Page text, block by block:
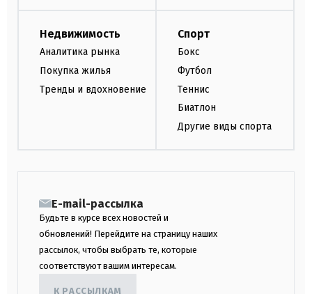
Недвижимость
Аналитика рынка
Покупка жилья
Тренды и вдохновение
Спорт
Бокс
Футбол
Теннис
Биатлон
Другие виды спорта
E-mail-рассылка
Будьте в курсе всех новостей и
обновлений! Перейдите на страницу наших
рассылок, чтобы выбрать те, которые
соответствуют вашим интересам.
К РАССЫЛКАМ